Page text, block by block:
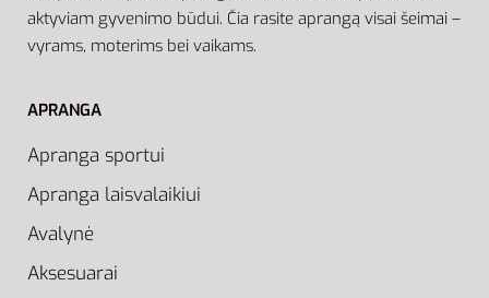
aktyviam gyvenimo būdui. Čia rasite aprangą visai šeimai –
vyrams, moterims bei vaikams.
APRANGA
Apranga sportui
Apranga laisvalaikiui
Avalynė
Aksesuarai